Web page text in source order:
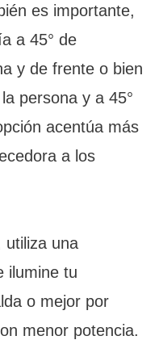
es importante,
a 45° de
y de frente o bien
persona y a 45°
acentúa más
a los
utiliza una
ilumine tu
o mejor por
menor potencia.